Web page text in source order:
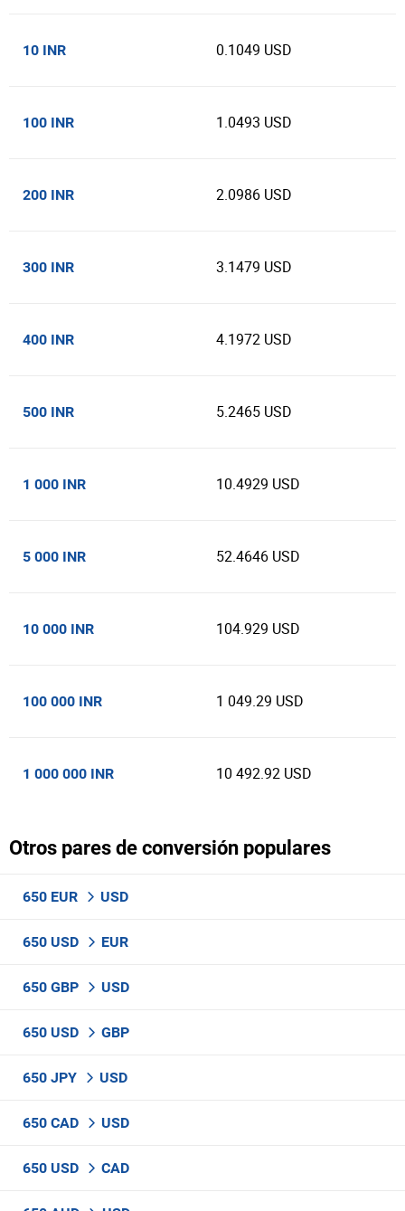
10 INR 0.1049 USD
100 INR 1.0493 USD
200 INR 2.0986 USD
300 INR 3.1479 USD
400 INR 4.1972 USD
500 INR 5.2465 USD
1 000 INR 10.4929 USD
5 000 INR 52.4646 USD
10 000 INR 104.929 USD
100 000 INR 1 049.29 USD
1 000 000 INR 10 492.92 USD
Otros pares de conversión populares
650 EUR USD
650 USD EUR
650 GBP USD
650 USD GBP
650 JPY USD
650 CAD USD
650 USD CAD